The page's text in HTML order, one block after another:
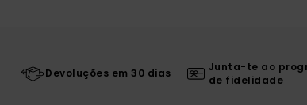
Devoluções em 30 dias
Junta-te ao
de fidelidade